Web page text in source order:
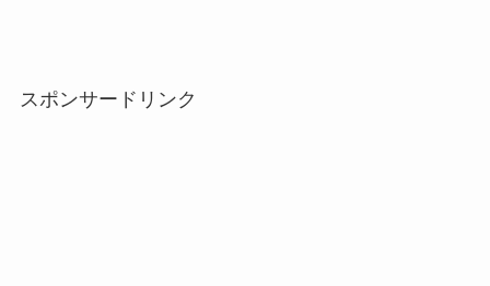
スポンサードリンク